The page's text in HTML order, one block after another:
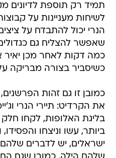
תמיד רק תוספת לדיונים
לשיחות מעניינות על
הנרי יכול להתבדח על
שאפשר להצליח גם
כמה דקות לאחר מכן יאיר
כשיסביר בצורה מבריקה
כמובן זו גם זהות
את הקרדיט: תיירי הנרי
בליגת האלופות, לקחו
ביותר, עשו וניצחו והפסידו,
ישראלים, יש לדברים שלהם